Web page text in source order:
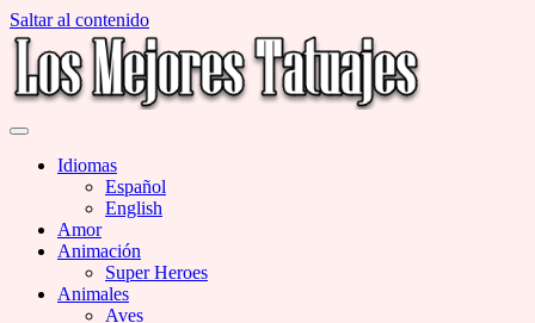
Saltar al contenido
Miles de Imágenes de Tatuajes en Galerías
Idiomas
Español
English
Amor
Animación
Super Heroes
Animales
Aves